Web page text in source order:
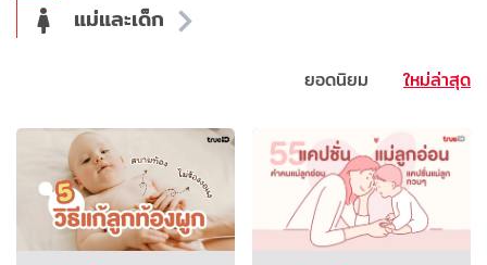
แม่และเด็ก
ใหม่ล่าสุด
ยอดนิยม